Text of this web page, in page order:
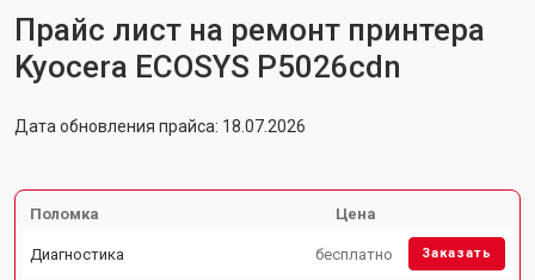
Прайс лист на ремонт принтера
Kyocera ECOSYS P5026cdn
Дата обновления прайса: 18.07.2026
Поломка Цена
Диагностика бесплатно Заказать